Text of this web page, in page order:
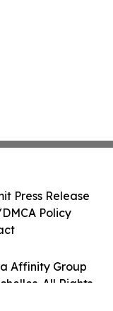
Affinity Group
All Rights
Press Release
Policy